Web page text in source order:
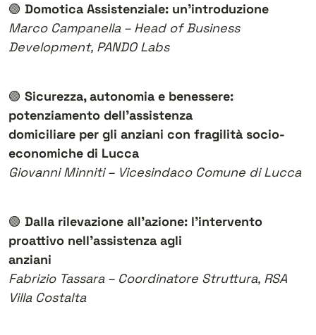
🟢 Domotica Assistenziale: un’introduzione
Marco Campanella – Head of Business
Development, PANDO Labs
🟢 Sicurezza, autonomia e benessere:
potenziamento dell’assistenza
domiciliare per gli anziani con fragilità socio-
economiche di Lucca
Giovanni Minniti – Vicesindaco Comune di Lucca
🟢 Dalla rilevazione all’azione: l’intervento
proattivo nell’assistenza agli
anziani
Fabrizio Tassara – Coordinatore Struttura, RSA
Villa Costalta